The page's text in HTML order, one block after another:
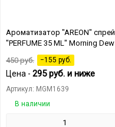
Ароматизатор "AREON" спрей
"PERFUME 35 ML" Morning Dew
450руб. −155 руб.
Цена - 295руб. и ниже
Артикул: MGM1639
В наличии